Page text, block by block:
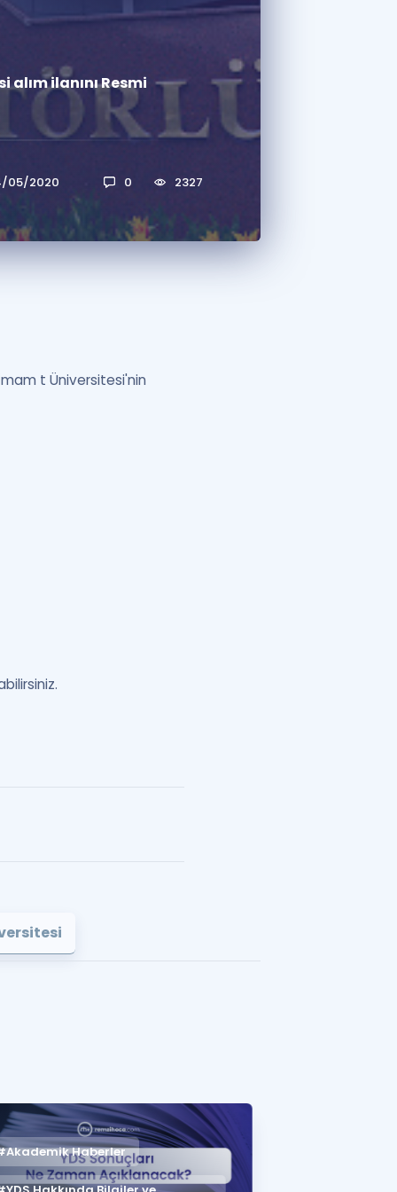
Fırsatlar
Sınavlarla İlgili Haberler
ilanını Resmi
05/2020 0 2327
t Üniversitesi'nin
Haberler